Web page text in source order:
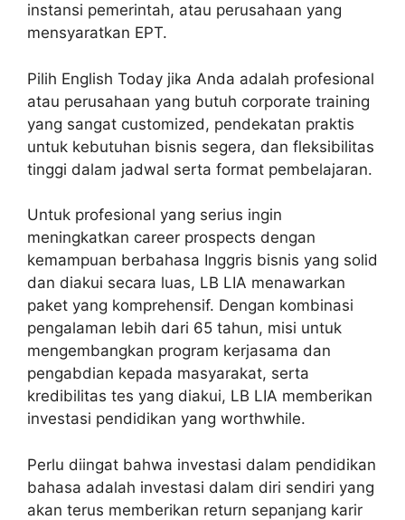
instansi pemerintah, atau perusahaan yang
mensyaratkan EPT.
Pilih English Today jika Anda adalah profesional
atau perusahaan yang butuh corporate training
yang sangat customized, pendekatan praktis
untuk kebutuhan bisnis segera, dan fleksibilitas
tinggi dalam jadwal serta format pembelajaran.
Untuk profesional yang serius ingin
meningkatkan career prospects dengan
kemampuan berbahasa Inggris bisnis yang solid
dan diakui secara luas, LB LIA menawarkan
paket yang komprehensif. Dengan kombinasi
pengalaman lebih dari 65 tahun, misi untuk
mengembangkan program kerjasama dan
pengabdian kepada masyarakat, serta
kredibilitas tes yang diakui, LB LIA memberikan
investasi pendidikan yang worthwhile.
Perlu diingat bahwa investasi dalam pendidikan
bahasa adalah investasi dalam diri sendiri yang
akan terus memberikan return sepanjang karir